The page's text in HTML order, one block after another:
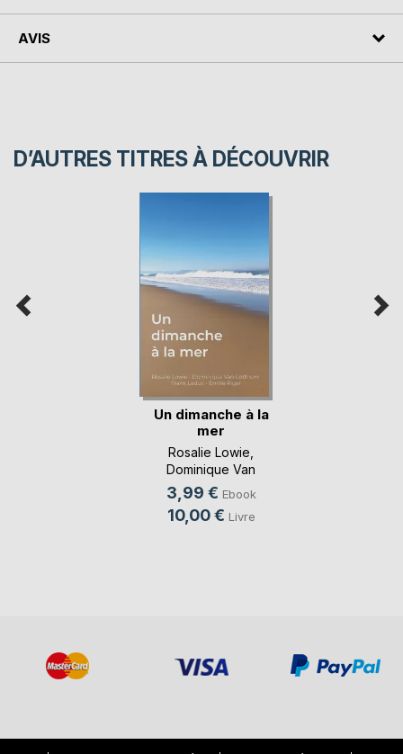
AVIS
D’AUTRES TITRES À DÉCOUVRIR
Un dimanche à la
mer
Rosalie Lowie
Dominique Van
Cotthem
3,99 € Ebook
10,00 € Livre